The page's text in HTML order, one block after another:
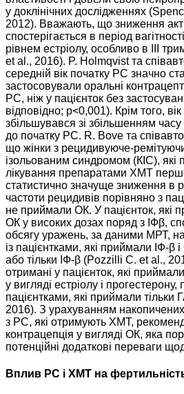
у доклінічних дослідженнях
2012). Вважають, що зниження
спостерігається в період
рівнем естріолу, особливо в III
et al., 2016). P. Holmqvist та
середній вік початку РС значно
застосовували оральні
РС, ніж у пацієнток без
відповідно; р<0,001). Крім того,
збільшувався зі збільшенням
до початку РС. R. Bove та
що жінки з рецидивуюче-
ізольованим синдромом (КІС), які
лікування препаратами ХМТ
статистично значуще зниження в
частоти рецидивів порівняно з
не приймали ОК. У пацієнток, які
ОК у високих дозах поряд з ІФβ,
обсягу уражень, за даними МРТ,
із пацієнтками, які приймали ІФ-β
або тільки ІФ-β (Pozzilli C. et al.,
отримані у пацієнток, які
у вигляді естріолу і прогестерону,
пацієнтками, які приймали тільки
2016). З урахуванням
з РС, які отримують ХМТ,
контрацепція у вигляді ОК, яка
потенційні додаткові переваги
Вплив РС і ХМТ на